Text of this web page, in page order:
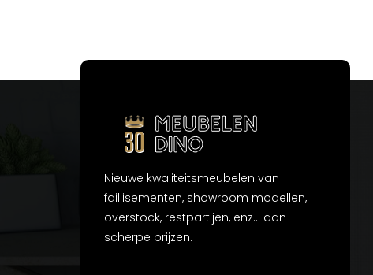
Nieuwe kwaliteitsmeubelen van
faillisementen, showroom modellen,
overstock, restpartijen, enz... aan
scherpe prijzen.